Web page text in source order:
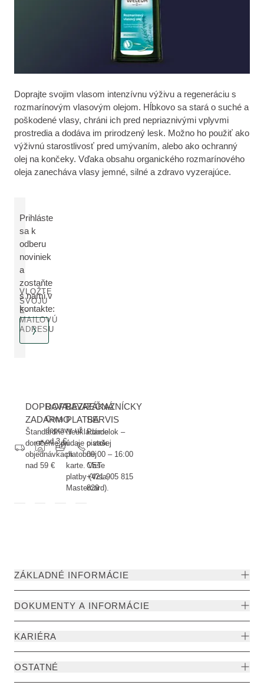
Doprajte svojim vlasom intenzívnu výživu a regeneráciu s
rozmarínovým vlasovým olejom. Hĺbkovo sa stará o suché a
poškodené vlasy, chráni ich pred nepriaznivými vplyvmi
prostredia a dodáva im prirodzený lesk. Možno ho použiť ako
výživnú starostlivosť pred umývaním, alebo ako ochranný
olej na končeky. Vďaka obsahu organického rozmarínového
oleja zanecháva vlasy jemné, silné a zdravo vyzerajúce.
Prihláste
sa k
odberu
noviniek
a
zostaňte
s nami v
kontakte:
VLOŽTE
SVOJU
E-
MAILOVÚ
ADRESU
DOPRAVA
ZADARMO
Štandardné
doručenie pri
objednávkach
nad 59 €
DOPRAVA
Cena
dopravy už
od 3 €
BEZPEČNÁ
PLATBA
Neukladáme
údaje o vašej
platobnej
karte. Vaše
platby (Visa,
Mastercard).
ZÁKAZNÍCKY
SERVIS
Pondelok –
piatok
09:00 – 16:00
CET
+421 905 815
829
ZÁKLADNÉ INFORMÁCIE
DOKUMENTY A INFORMÁCIE
KARIÉRA
OSTATNÉ